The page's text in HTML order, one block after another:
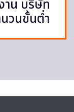
าน บริษัท
วนขั้นต่ำ